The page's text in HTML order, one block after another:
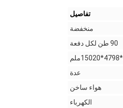
تفاصيل
منخفضة
90 طن لكل دفعة
عدة
هواء ساخن
الكهرباء